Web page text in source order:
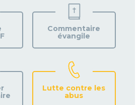
VOTRE
PAROISSE
Commentaire
évangile
Lutte contre les
abus